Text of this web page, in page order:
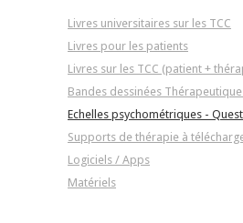
Livres universitaires sur les TCC
Livres pour les patients
Livres sur les TCC (patient +
Bandes dessinées
Echelles psychométriques -
Supports de thérapie à
Logiciels / Apps
Matériels